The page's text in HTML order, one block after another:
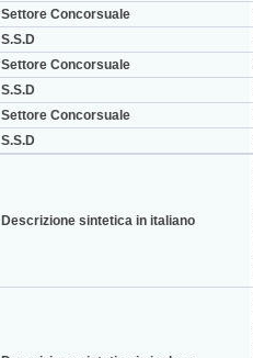
Settore Concorsuale
S.S.D
Settore Concorsuale
S.S.D
Settore Concorsuale
S.S.D
Descrizione sintetica in italiano